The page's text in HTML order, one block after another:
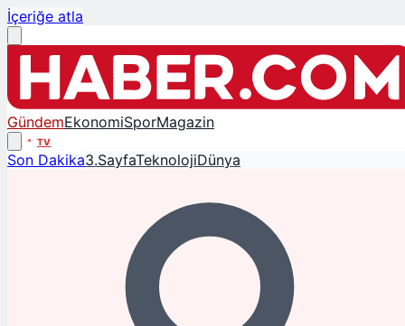
İçeriğe atla
GündemEkonomiSporMagazin
TV
Son Dakika3.SayfaTeknolojiDünya